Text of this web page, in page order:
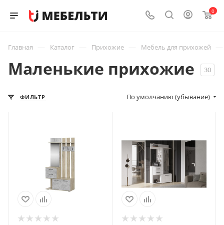
0
Главная — Каталог — Прихожие — Мебель для прихожей —
Маленькие прихожие 30
ФИЛЬТР По умолчанию (убывание)